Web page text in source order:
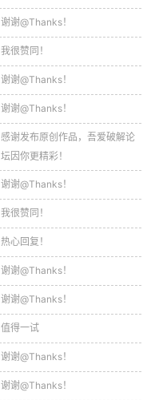
谢谢@Thanks！
我很赞同！
谢谢@Thanks！
谢谢@Thanks！
感谢发布原创作品，吾爱破解论
坛因你更精彩！
谢谢@Thanks！
我很赞同！
热心回复！
谢谢@Thanks！
谢谢@Thanks！
值得一试
谢谢@Thanks！
谢谢@Thanks！